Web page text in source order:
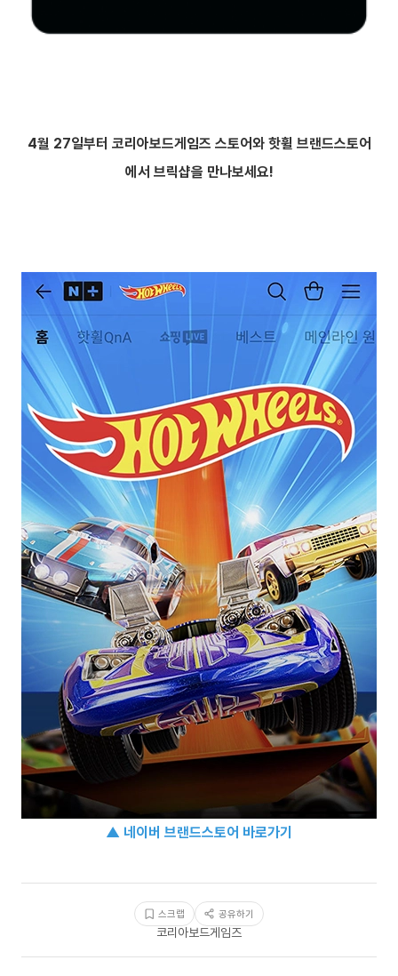
4월 27일부터 코리아보드게임즈 스토어와 핫휠 브랜드스토어
에서 브릭샵을 만나보세요!
▲ 네이버 브랜드스토어 바로가기
스크랩 공유하기
코리아보드게임즈